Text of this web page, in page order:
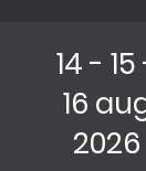
14 - 15
16
2026